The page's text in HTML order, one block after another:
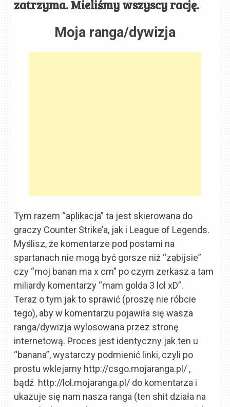
zatrzyma. Mieliśmy wszyscy rację.
Moja ranga/dywizja
Tym razem “aplikacja” ta jest skierowana do
graczy Counter Strike’a, jak i League of Legends.
Myślisz, że komentarze pod postami na
spartanach nie mogą być gorsze niż “zabijsie”
czy “moj banan ma x cm” po czym zerkasz a tam
miliardy komentarzy “mam golda 3 lol xD”.
Teraz o tym jak to sprawić (proszę nie róbcie
tego), aby w komentarzu pojawiła się wasza
ranga/dywizja wylosowana przez stronę
internetową. Proces jest identyczny jak ten u
“banana”, wystarczy podmienić linki, czyli po
prostu wklejamy http://csgo.mojaranga.pl/ ,
bądź http://lol.mojaranga.pl/ do komentarza i
ukazuje się nam nasza ranga (ten shit działa na